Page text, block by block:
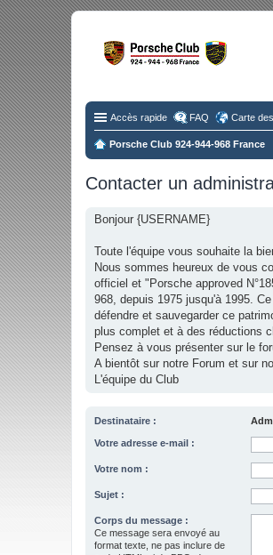
Accès rapide FAQ Carte
Porsche Club 924-944-968 France
Contacter un
Bonjour {USERNAME}
Toute l'équipe vous souhaite la
Nous sommes heureux de vous
officiel et "Porsche approved
968, depuis 1975 jusqu'à 1995.
défendre et sauvegarder ce
plus complet et à des réductions
Pensez à vous présenter sur le
A bientôt sur notre Forum et sur
L'équipe du Club
Destinataire :
Votre adresse e-mail :
Votre nom :
Sujet :
Corps du message :
Ce message sera envoyé au
format texte, ne pas inclure de